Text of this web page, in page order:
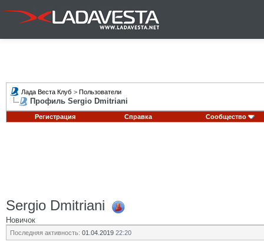
Лада Веста Клуб > Пользователи
Профиль Sergio Dmitriani
Регистрация Справка Сообщество
Sergio Dmitriani
Новичок
Последняя активность: 01.04.2019 22:20